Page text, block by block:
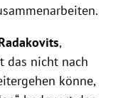
,
das nicht nach
könne,